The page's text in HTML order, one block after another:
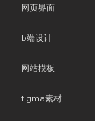
网页界面
b端设计
网站模板
figma素材